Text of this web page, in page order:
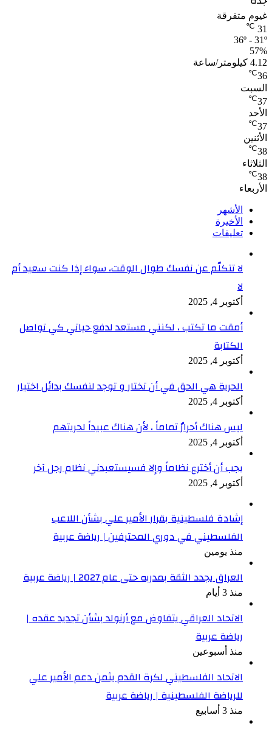
غيوم متفرقة
31
℃
36º - 31º
57%
4.12 كيلومتر/ساعة
36
℃
السبت
37
℃
الأحد
37
℃
الأثنين
38
℃
الثلاثاء
38
℃
الأربعاء
الأشهر
الأخيرة
تعليقات
لا تتكلّم عن نفسك طوال الوقت، سواء إذا كنت سعيد أم
لا
أكتوبر 4, 2025
أمقت ما تكتب ، لكنني مستعد لدفع حياتي كي تواصل
الكتابة
أكتوبر 4, 2025
الحرية هي الحق في أن تختار و توجد لنفسك بدائل اختيار
أكتوبر 4, 2025
ليس هناك أحرارٌ تماماً ، لأن هناك عبيداً لحريتهم
أكتوبر 4, 2025
يجب أن أخترع نظاماً وإلا فسيستعبدني نظام رجل آخر
أكتوبر 4, 2025
إشادة فلسطينية بقرار الأمير علي بشأن اللاعب
الفلسطيني في دوري المحترفين | رياضة عربية
منذ يومين
العراق يجدد الثقة بمدربه حتى عام 2027 | رياضة عربية
منذ 3 أيام
الاتحاد العراقي يتفاوض مع أرنولد بشأن تجديد عقده |
رياضة عربية
منذ أسبوعين
الاتحاد الفلسطيني لكرة القدم يثمن دعم الأمير علي
للرياضة الفلسطينية | رياضة عربية
منذ 3 أسابيع